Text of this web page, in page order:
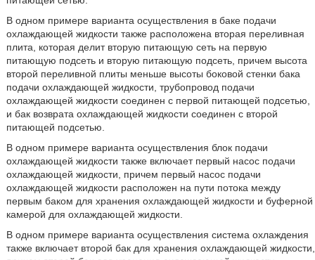
В одном примере варианта осуществления в баке подачи
охлаждающей жидкости также расположена вторая переливная
плита, которая делит вторую питающую сеть на первую
питающую подсеть и вторую питающую подсеть, причем высота
второй переливной плиты меньше высоты боковой стенки бака
подачи охлаждающей жидкости, трубопровод подачи
охлаждающей жидкости соединен с первой питающей подсетью,
и бак возврата охлаждающей жидкости соединен с второй
питающей подсетью.
В одном примере варианта осуществления блок подачи
охлаждающей жидкости также включает первый насос подачи
охлаждающей жидкости, причем первый насос подачи
охлаждающей жидкости расположен на пути потока между
первым баком для хранения охлаждающей жидкости и буферной
камерой для охлаждающей жидкости.
В одном примере варианта осуществления система охлаждения
также включает второй бак для хранения охлаждающей жидкости,